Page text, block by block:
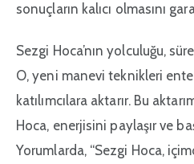
sonuçların kalıcı olmasını
Sezgi Hoca’nın yolculuğu,
O, yeni manevi teknikleri
katılımcılara aktarır. Bu
Hoca, enerjisini paylaşır ve
Yorumlarda, “Sezgi Hoca,